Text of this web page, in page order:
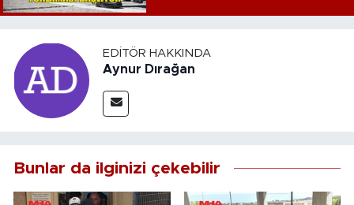
EDITÖR HAKKINDA
Aynur Dırağan
Bunlar da ilginizi çekebilir